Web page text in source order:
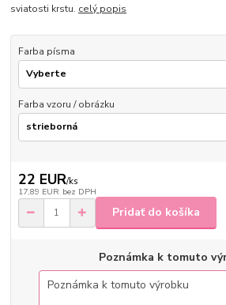
sviatosti krstu. celý popis
Farba písma
Farba vzoru / obrázku
22 EUR/ks
17,89 EUR bez DPH
Pridať do košíka
Poznámka k tomuto